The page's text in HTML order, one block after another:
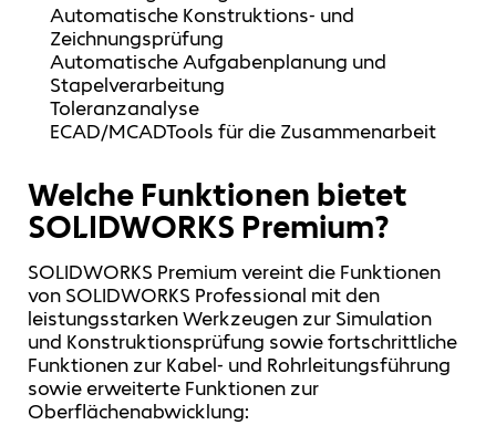
Automatische Konstruktions- und
Zeichnungsprüfung
Automatische Aufgabenplanung und
Stapelverarbeitung
Toleranzanalyse
ECAD/MCADTools für die Zusammenarbeit
Welche Funktionen bietet
SOLIDWORKS Premium?
SOLIDWORKS Premium vereint die Funktionen
von SOLIDWORKS Professional mit den
leistungsstarken Werkzeugen zur Simulation
und Konstruktionsprüfung sowie fortschrittliche
Funktionen zur Kabel- und Rohrleitungsführung
sowie erweiterte Funktionen zur
Oberflächenabwicklung: